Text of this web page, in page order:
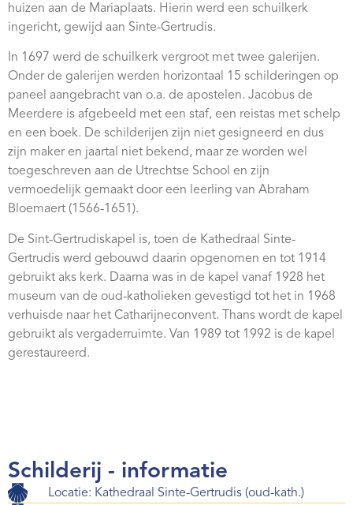
Webshop
huizen aan de Mariaplaats. Hierin werd een schuilkerk
ingericht, gewijd aan Sinte-Gertrudis.
In 1697 werd de schuilkerk vergroot met twee galerijen.
Onder de galerijen werden horizontaal 15 schilderingen op
paneel aangebracht van o.a. de apostelen. Jacobus de
Meerdere is afgebeeld met een staf, een reistas met schelp
en een boek. De schilderijen zijn niet gesigneerd en dus
zijn maker en jaartal niet bekend, maar ze worden wel
toegeschreven aan de Utrechtse School en zijn
vermoedelijk gemaakt door een leerling van Abraham
Bloemaert (1566-1651).
De Sint-Gertrudiskapel is, toen de Kathedraal Sinte-
Gertrudis werd gebouwd daarin opgenomen en tot 1914
gebruikt aks kerk. Daarna was in de kapel vanaf 1928 het
museum van de oud-katholieken gevestigd tot het in 1968
verhuisde naar het Catharijneconvent. Thans wordt de kapel
gebruikt als vergaderruimte. Van 1989 tot 1992 is de kapel
gerestaureerd.
Schilderij - informatie
Locatie: Kathedraal Sinte-Gertrudis (oud-kath.)